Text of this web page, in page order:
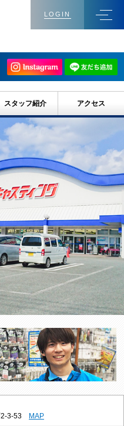
LOGIN
スタッフ紹介 アクセス
2-3-53 MAP